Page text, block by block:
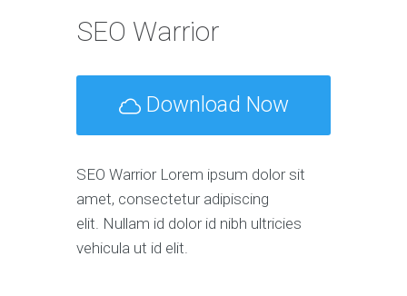
SEO Warrior
Download Now
SEO Warrior Lorem ipsum dolor sit
amet, consectetur adipiscing
elit. Nullam id dolor id nibh ultricies
vehicula ut id elit.